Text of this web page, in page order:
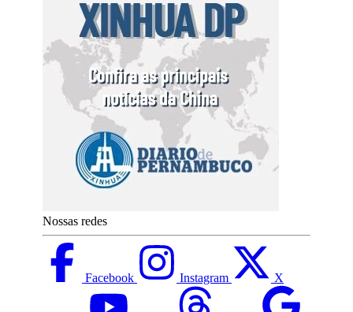
Nossas redes
Facebook Instagram X